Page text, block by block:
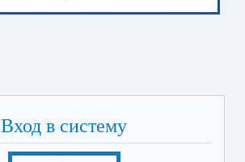
Вход в систему